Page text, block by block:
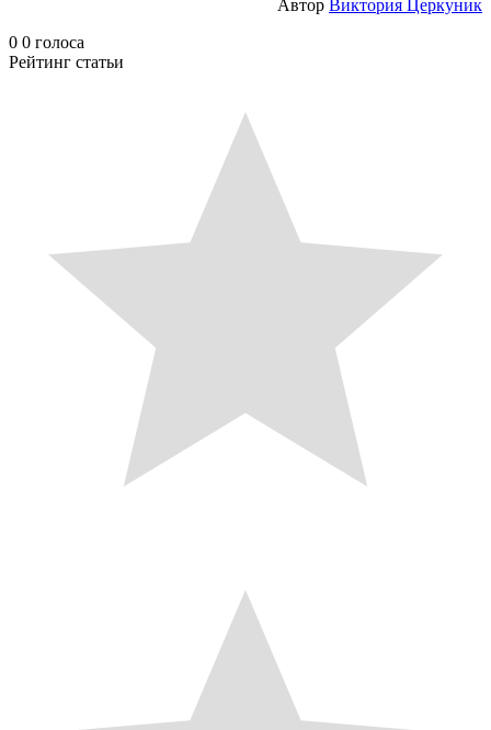
Автор Виктория Церкуник
0 0 голоса
Рейтинг статьи